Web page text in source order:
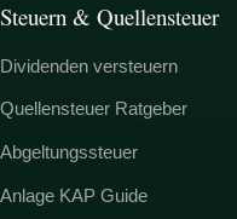
Steuern & Quellensteuer
Dividenden versteuern
Quellensteuer Ratgeber
Abgeltungssteuer
Anlage KAP Guide